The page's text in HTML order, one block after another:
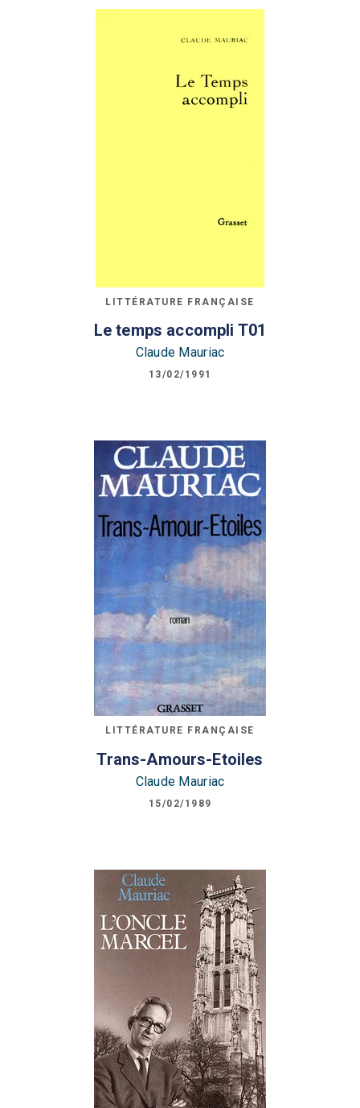
LITTÉRATURE FRANÇAISE
Le temps accompli T01
Claude Mauriac
13/02/1991
LITTÉRATURE FRANÇAISE
Trans-Amours-Etoiles
Claude Mauriac
15/02/1989